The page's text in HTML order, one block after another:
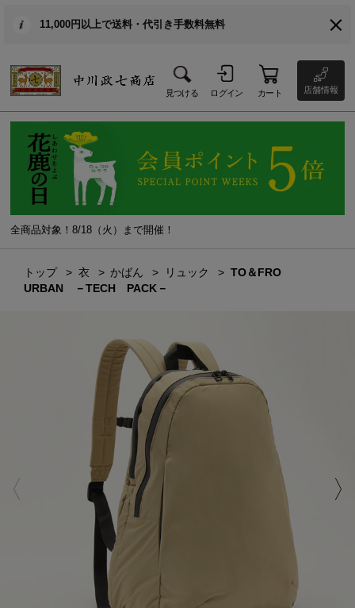
11,000円以上で送料・代引き手数料無料
見つける ログイン カート 店舗情報
全商品対象！8/18（火）まで開催！
トップ 衣 かばん リュック
TO＆FRO
URBAN －TECH PACK－